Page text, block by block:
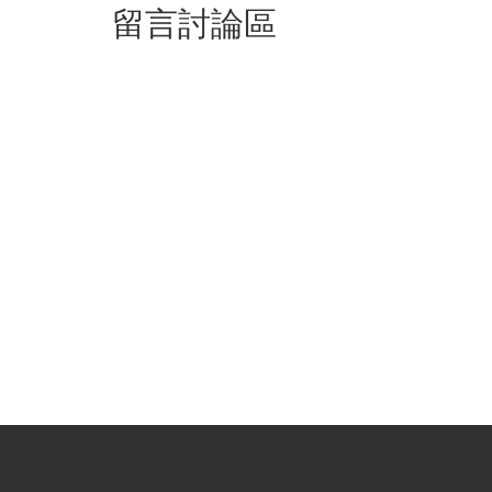
留言討論區